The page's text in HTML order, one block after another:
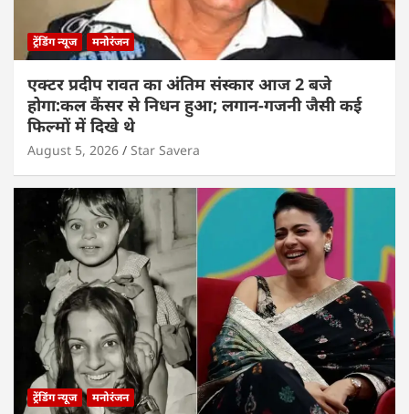
ट्रेंडिंग न्यूज मनोरंजन
एक्टर प्रदीप रावत का अंतिम संस्कार आज 2 बजे
होगा:कल कैंसर से निधन हुआ; लगान-गजनी जैसी कई
फिल्मों में दिखे थे
August 5, 2026 Star Savera
ट्रेंडिंग न्यूज मनोरंजन